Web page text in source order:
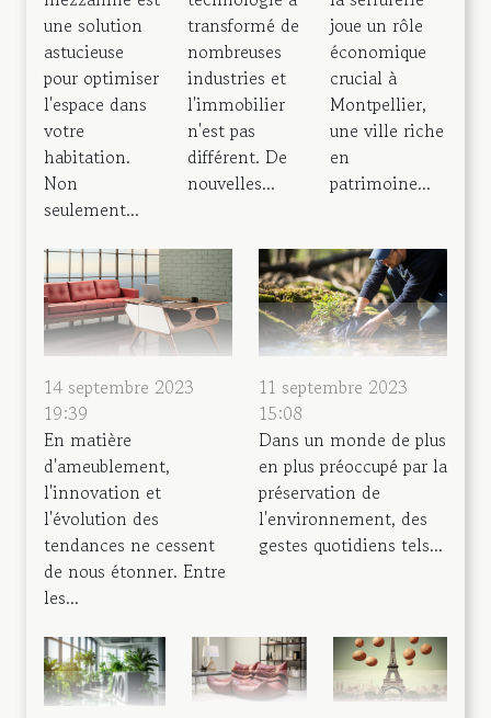
une solution
astucieuse
pour optimiser
l'espace dans
votre
habitation.
Non
seulement...
transformé de
nombreuses
industries et
l'immobilier
n'est pas
différent. De
nouvelles...
joue un rôle
économique
crucial à
Montpellier,
une ville riche
en
patrimoine...
14 septembre 2023
19:39
En matière
d'ameublement,
l'innovation et
l'évolution des
tendances ne cessent
de nous étonner. Entre
les...
11 septembre 2023
15:08
Dans un monde de plus
en plus préoccupé par la
préservation de
l'environnement, des
gestes quotidiens tels...